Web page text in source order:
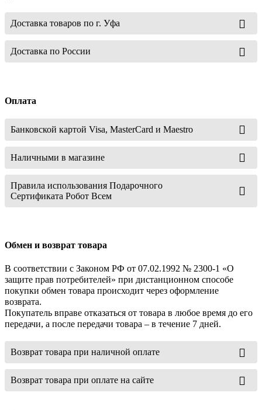
Доставка товаров по г. Уфа
Доставка по России
Оплата
Банковской картой Visa, MasterCard и Maestro
Наличными в магазине
Правила использования Подарочного
Сертификата Робот Всем
Обмен и возврат товара
В соответствии с Законом РФ от 07.02.1992 № 2300-1 «О
защите прав потребителей» при дистанционном способе
покупки обмен товара происходит через оформление
возврата.
Покупатель вправе отказаться от товара в любое время до его
передачи, а после передачи товара – в течение 7 дней.
Возврат товара при наличной оплате
Возврат товара при оплате на сайте